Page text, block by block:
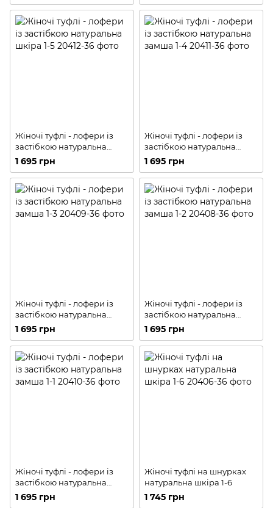
Жіночі туфлі - лофери із
застібкою натуральна
шкіра 1-5
1 695 грн
Жіночі туфлі - лофери із
застібкою натуральна
замша 1-4
1 695 грн
Жіночі туфлі - лофери із
застібкою натуральна
замша 1-3
1 695 грн
Жіночі туфлі - лофери із
застібкою натуральна
замша 1-2
1 695 грн
Жіночі туфлі - лофери із
застібкою натуральна
замша 1-1
1 695 грн
Жіночі туфлі на шнурках
натуральна шкіра 1-6
1 745 грн